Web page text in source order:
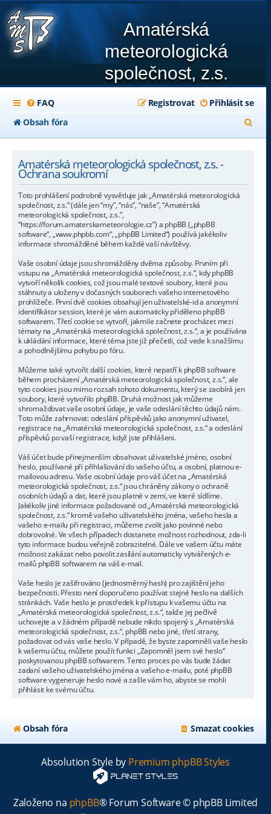
Amatérská
meteorologická
společnost, z.s.
FAQ Přihlásit se
Registrovat
Obsah fóra
l
Amatérská meteorologická společnost, z.s. -
Ochrana soukromí
Toto prohlášení podrobně vysvětluje jak „Amatérská meteorologická
společnost, z.s.“ (dále jen “my”, “nás”, “naše”, “Amatérská
meteorologická společnost, z.s.”,
“https://forum.amaterskameteorologie.cz”) a phpBB („phpBB
software“, „www.phpbb.com“, „phpBB Limited“) používá jakékoliv
informace shromážděné během každé vaší návštěvy.
Vaše osobní údaje jsou shromážděny dvěma způsoby. Prvním při
vstupu na „Amatérská meteorologická společnost, z.s.“, kdy phpBB
vytvoří několik cookies, což jsou malé textové soubory, které jsou
stáhnuty a uloženy v dočasných souborech vašeho internetového
prohlížeče. První dvě cookies obsahují jen uživatelské-id a anonymní
identifikátor session, které je vám automaticky přiděleno phpBB
softwarem. Třetí cookie se vytvoří, jakmile začnete procházet mezi
tématy na „Amatérská meteorologická společnost, z.s.“, a je používána
k ukládání informace, které téma jste již přečetli, což vede k snažšímu
a pohodlnějšímu pohybu po fóru.
Můžeme také vytvořit další cookies, které nepatří k phpBB software
během procházení „Amatérská meteorologická společnost, z.s.“, ale
tyto cookies jsou mimo rozsah tohoto dokumentu, který se zaobírá jen
soubory, které vytvořilo phpBB. Druhá možnost jak můžeme
shromažďovat vaše osobní údaje, je vaše odeslání těchto údajů nám.
Toto může zahrnovat: odeslání příspěvků jako anonymní uživatel,
registrace na „Amatérská meteorologická společnost, z.s.“ a odeslání
příspěvků po vaší registrace, když jste přihlášeni.
Váš účet bude přinejmenším obsahovat uživatelské jméno, osobní
heslo, používané při přihlašování do vašeho účtu, a osobní, platnou e-
mailovou adresu. Vaše osobní údaje pro váš účet na „Amatérská
meteorologická společnost, z.s.“ jsou chráněny zákony o ochraně
osobních údajů a dat, které jsou platné v zemi, ve které sídlíme.
Jakékoliv jiné informace požadované od „Amatérská meteorologická
společnost, z.s.“ kromě vašeho uživatelského jména, vašeho hesla a
vašeho e-mailu při registraci, můžeme zvolit jako povinné nebo
dobrovolné. Ve všech případech dostanete možnost rozhodnout, zda-li
tyto informace budou veřejně zobrazitelné. Dále ve vašem účtu máte
možnost zakázat nebo povolit zasílání automaticky vytvářených e-
mailů phpBB softwarem na váš e-mail.
Vaše heslo je zašifrováno (jednosměrný hash) pro zajištění jeho
bezpečnosti. Přesto není doporučeno používat stejné heslo na dalších
stránkách. Vaše heslo je prostředek k přístupu k vašemu účtu na
„Amatérská meteorologická společnost, z.s.“, takže jej pečlivě
uchovejte a v žádném případě nebude nikdo spojený s „Amatérská
meteorologická společnost, z.s.“, phpBB nebo jiné, třetí strany,
požadovat od vás vaše heslo. V případě, že byste zapomněli vaše heslo
k vašemu účtu, můžete použít funkci „Zapomněl jsem své heslo“
poskytovanou phpBB softwarem. Tento proces po vás bude žádat
zadaní vašeho uživatelského jména a vašeho e-mailu, poté phpBB
software vygeneruje heslo nové a zašle vám ho, abyste se mohli
přihlásit ke svému účtu.
Obsah fóra Smazat cookies
Absolution Style by Premium phpBB Styles
Založeno na phpBB® Forum Software © phpBB Limited